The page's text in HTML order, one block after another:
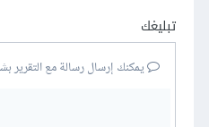
تبليغك
يمكنك إرسال رسالة مع التقرير